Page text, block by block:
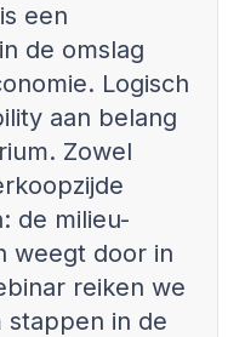
een
de omslag
Logisch
aan belang
Zowel
de milieu-
weegt door in
reiken we
stappen in de